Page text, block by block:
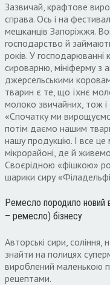
Зазвичай, крафтове
справа. Ось і на
мешканців Запоріжжя.
господарство й
років. У
сироварню, мініферму з
джерсельськими
тварин є те, що їхнє
молоко звичайних, тож
«Спочатку ми
потім даємо нашим
нашу продукцію. І все
мікрорайоні, де й
Своєрідною «фішкою»
шарики сиру
Ремесло породило новий
– ремесло) бізнесу
Авторські сири,
знайти на полицях
вироблений маленькою
рецептами.